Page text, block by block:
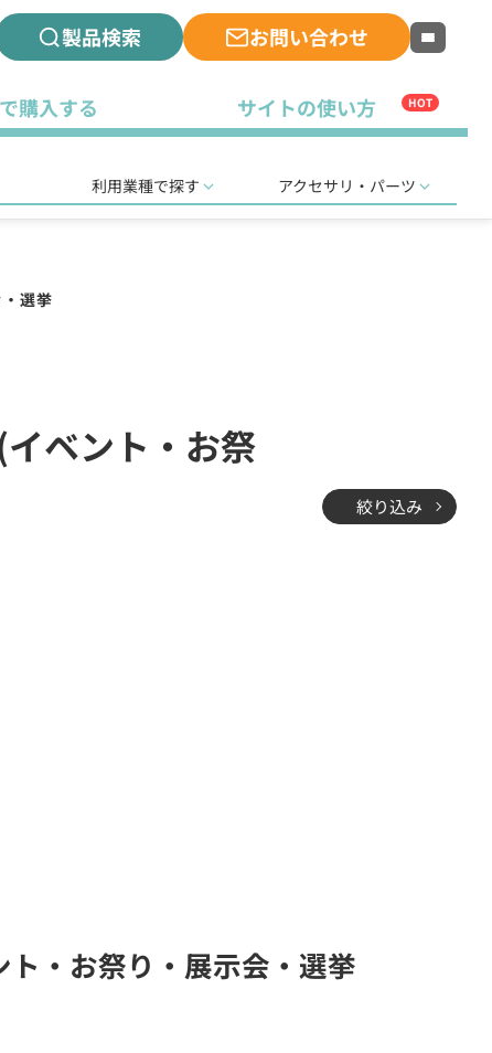
製品検索 お問い合わせ
購入する サイトの使い方 HOT
利用業種で探す アクセサリ・パーツ
選挙
ベント・お祭
絞り込み
・お祭り・展示会・選挙